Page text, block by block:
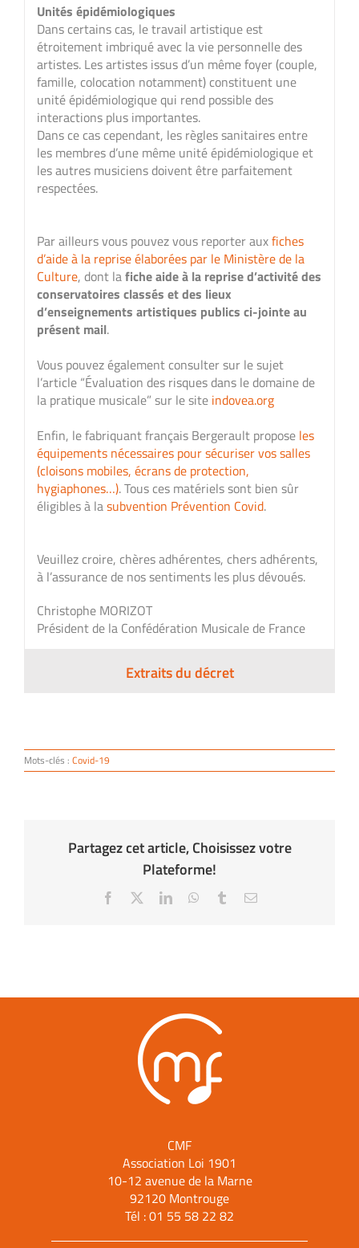
Unités épidémiologiques
Dans certains cas, le travail artistique est
étroitement imbriqué avec la vie personnelle des
artistes. Les artistes issus d’un même foyer (couple,
famille, colocation notamment) constituent une
unité épidémiologique qui rend possible des
interactions plus importantes.
Dans ce cas cependant, les règles sanitaires entre
les membres d’une même unité épidémiologique et
les autres musiciens doivent être parfaitement
respectées.
Par ailleurs vous pouvez vous reporter auxfiches
d’aide à la reprise élaborées par le Ministère de la
Culture, dont lafiche aide à la reprise d’activité des
conservatoires classés et des lieux
d’enseignements artistiques publics ci-jointe au
présent mail.
Vous pouvez également consulter sur le sujet
l’article “Évaluation des risques dans le domaine de
la pratique musicale” sur le site indovea.org
Enfin, le fabriquant français Bergerault propose les
équipements nécessaires pour sécuriser vos salles
(cloisons mobiles, écrans de protection,
hygiaphones…). Tous ces matériels sont bien sûr
éligibles à lasubvention Prévention Covid.
Veuillez croire, chères adhérentes, chers adhérents,
à l’assurance de nos sentiments les plus dévoués.
Christophe MORIZOT
Président de la Confédération Musicale de France
Extraits du décret
Mots-clés : Covid-19
Partagez cet article, Choisissez votre
Plateforme!
Facebook LinkedInWhatsApp
TumblrEmail
CMF
Association Loi 1901
10-12 avenue de la Marne
92120 Montrouge
Tél :01 55 58 22 82